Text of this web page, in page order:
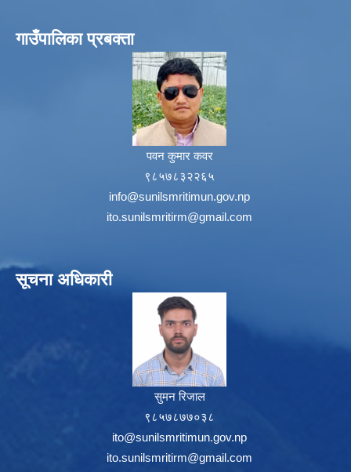
गाउँपालिका प्रबक्ता
पवन कुमार कवर
९८५७८३२२६५
info@sunilsmritimun.gov.np
ito.sunilsmritirm@gmail.com
सूचना अधिकारी
सुमन रिजाल
९८५७८७७०३८
ito@sunilsmritimun.gov.np
ito.sunilsmritirm@gmail.com